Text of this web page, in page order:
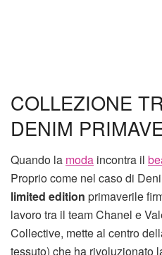
COLLEZIONE
DENIM
Quando la moda incontra il
Proprio come nel caso di
limited edition primaverile
lavoro tra il team Chanel e
Collective, mette al centro
tessuto) che ha rivoluzionato